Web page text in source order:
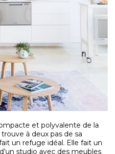
et polyvalente de la
à deux pas de sa
un refuge idéal. Elle fait un
studio avec des meubles